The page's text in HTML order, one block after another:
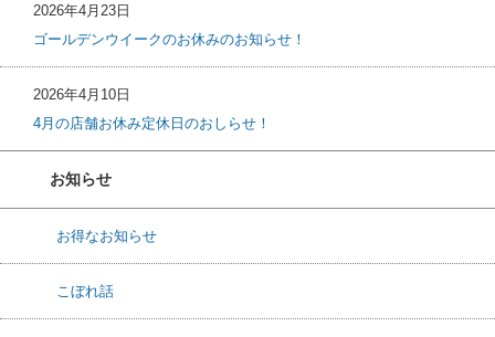
2026年4月23日
ゴールデンウイークのお休みのお知らせ！
2026年4月10日
4月の店舗お休み定休日のおしらせ！
お知らせ
お得なお知らせ
こぼれ話